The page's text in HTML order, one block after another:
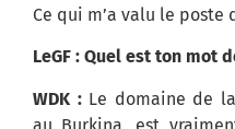
Ce qui m’a valu le poste
LeGF : Quel est ton mot
WDK :Le domaine de